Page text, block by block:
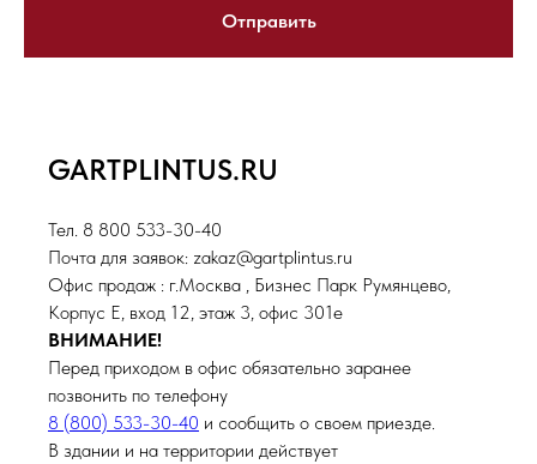
Отправить
GARTPLINTUS.RU
Тел. 8 800 533-30-40
Почта для заявок: zakaz@gartplintus.ru
Офис продаж : г.Москва , Бизнес Парк Румянцево,
Корпус Е, вход 12, этаж 3, офис 301е
ВНИМАНИЕ!
Перед приходом в офис обязательно заранее
позвонить по телефону
8 (800) 533-30-40 и сообщить о своем приезде.
В здании и на территории действует